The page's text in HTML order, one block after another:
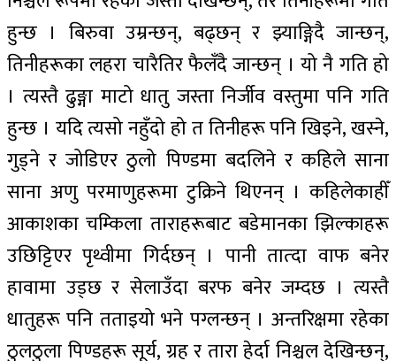
हुन्छ । बिरुवा उम्रन्छन्, बढ्छन् र झ्याङ्गिदै जान्छन्,
तिनीहरूका लहरा चारैतिर फैलँदै जान्छन् । यो नै गति हो
। त्यस्तै ढुङ्गा माटो धातु जस्ता निर्जीव वस्तुमा पनि गति
हुन्छ । यदि त्यसो नहुँदो हो त तिनीहरू पनि खिइने, खस्ने,
गुड्ने र जोडिएर ठुलो पिण्डमा बदलिने र कहिले साना
साना अणु परमाणुहरूमा टुक्रिने थिएनन् । कहिलेकाहीँ
आकाशका चम्किला ताराहरूबाट बडेमानका झिल्काहरू
उछिट्टिएर पृथ्वीमा गिर्दछन् । पानी तात्दा वाफ बनेर
हावामा उड्छ र सेलाउँदा बरफ बनेर जम्दछ । त्यस्तै
धातुहरू पनि तताइयो भने पग्लन्छन् । अन्तरिक्षमा रहेका
ठुलठुला पिण्डहरू सूर्य, ग्रह र तारा हेर्दा निश्चल देखिन्छन्,